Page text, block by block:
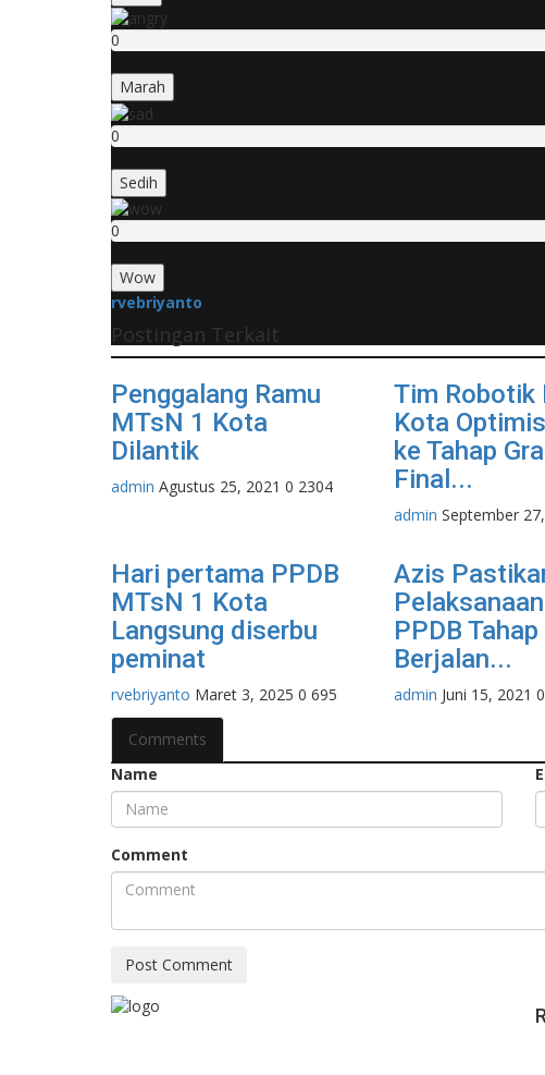
0
Marah
0
Sedih
0
Wow
rvebriyanto
Postingan Terkait
Penggalang Ramu
MTsN 1 Kota
Dilantik
admin Agustus 25, 2021 0 2304
Tim Robotik
Kota
ke Tahap
Final...
admin September
Hari pertama PPDB
MTsN 1 Kota
Langsung diserbu
peminat
rvebriyanto Maret 3, 2025 0 695
Azis
PPDB Tahap
Berjalan...
admin Juni 15, 2021 0
Comments
Name
Comment
Post Comment